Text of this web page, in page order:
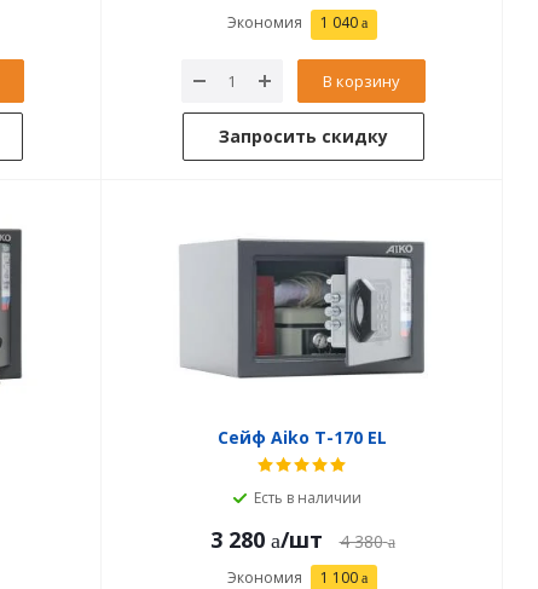
Экономия 1 040
В корзину
Запросить скидку
Сейф Aiko T-170 EL
Есть в наличии
3 280 /шт 4 380
Экономия 1 100